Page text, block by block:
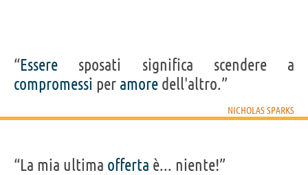
“Essere sposati significa scendere a
compromessi per amore dell'altro.”
NICHOLAS SPARKS
“La mia ultima offerta è... niente!”